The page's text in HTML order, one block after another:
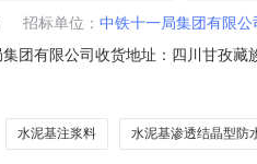
招标单位： 中铁十一局集团有限公
团有限公司收货地址：四川甘孜
名称品牌型号采购量是否送样对
水泥基注浆料 水泥基渗透结晶型防